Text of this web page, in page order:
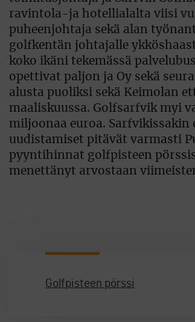
ravintola-ja hotellialalta viisi
puheenjohtaja sekä alan
golfkentän johtajalle
koko ikäni tekemässä
opettivat paljon ja Oy sekä
alusta puoliksi sekä Keimolan
maaliskuussa. Golfsarfvik myi
miljoonaa euroa.
uudistamiset pitävät varmasti
pyyntihinnat golfpisteen
menettänyt arvostaan
Golfpisteen pörssi